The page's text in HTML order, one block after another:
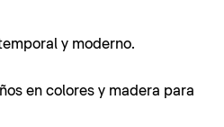
y moderno.
en colores y madera para